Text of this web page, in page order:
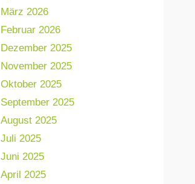
März 2026
Februar 2026
Dezember 2025
November 2025
Oktober 2025
September 2025
August 2025
Juli 2025
Juni 2025
April 2025